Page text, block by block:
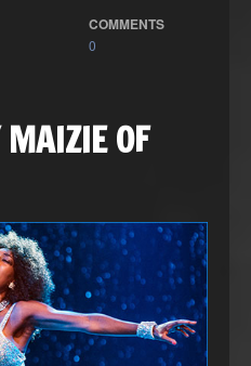
COMMENTS
0
OF